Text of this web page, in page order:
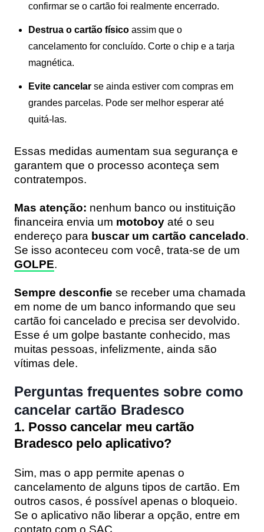
confirmar se o cartão foi realmente encerrado.
Destrua o cartão físico assim que o
cancelamento for concluído. Corte o chip e a tarja
magnética.
Evite cancelar se ainda estiver com compras em
grandes parcelas. Pode ser melhor esperar até
quitá-las.
Essas medidas aumentam sua segurança e
garantem que o processo aconteça sem
contratempos.
Mas atenção: nenhum banco ou instituição
financeira envia um motoboy até o seu
endereço para buscar um cartão cancelado.
Se isso aconteceu com você, trata-se de um
GOLPE.
Sempre desconfie se receber uma chamada
em nome de um banco informando que seu
cartão foi cancelado e precisa ser devolvido.
Esse é um golpe bastante conhecido, mas
muitas pessoas, infelizmente, ainda são
vítimas dele.
Perguntas frequentes sobre como
cancelar cartão Bradesco
1. Posso cancelar meu cartão
Bradesco pelo aplicativo?
Sim, mas o app permite apenas o
cancelamento de alguns tipos de cartão. Em
outros casos, é possível apenas o bloqueio.
Se o aplicativo não liberar a opção, entre em
contato com o SAC.